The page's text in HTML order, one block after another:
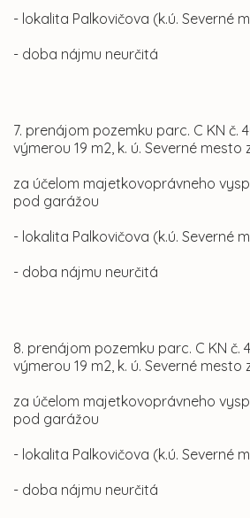
- lokalita Palkovičova (k.ú. Severné
- doba nájmu neurčitá
7. prenájom pozemku parc. C KN č.
výmerou 19 m2, k. ú. Severné mesto
za účelom majetkovoprávneho
pod garážou
- lokalita Palkovičova (k.ú. Severné
- doba nájmu neurčitá
8. prenájom pozemku parc. C KN č.
výmerou 19 m2, k. ú. Severné mesto
za účelom majetkovoprávneho
pod garážou
- lokalita Palkovičova (k.ú. Severné
- doba nájmu neurčitá